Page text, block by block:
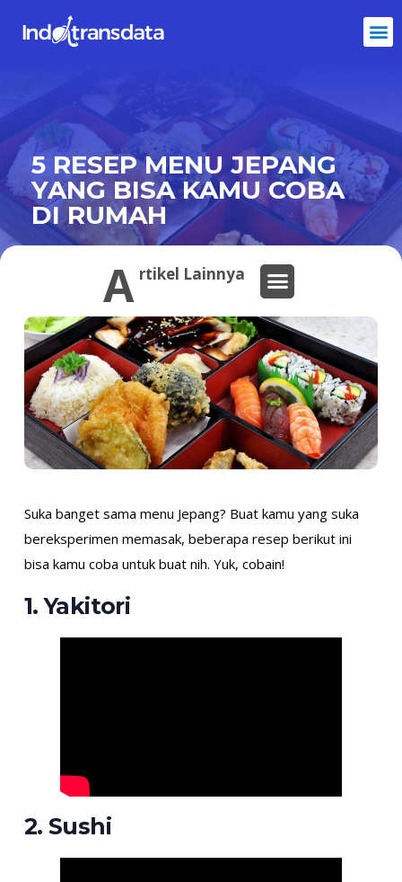
5 RESEP MENU JEPANG
YANG BISA KAMU COBA
DI RUMAH
A rtikel Lainnya
Suka banget sama menu Jepang? Buat kamu yang suka
bereksperimen memasak, beberapa resep berikut ini
bisa kamu coba untuk buat nih. Yuk, cobain!
1. Yakitori
2. Sushi